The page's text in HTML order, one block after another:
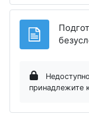
принадлежите